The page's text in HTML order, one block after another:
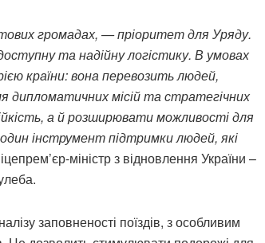
громадах, — пріоритет для Уряду.
та надійну логістику. В умовах
країни: вона перевозить людей,
дипломатичних місій та стратегічних
а й розширювати можливості для
інструмент підтримки людей, які
міністр з відновлення України –
заповненості поїздів, з особливим